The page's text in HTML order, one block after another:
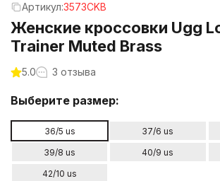
Артикул:3573CKB
Женские кроссовки Ugg
Trainer Muted Brass
5.0 3 отзыва
Выберите размер:
36/5 us 37/6 us
39/8 us
40/9 us
42/10 us